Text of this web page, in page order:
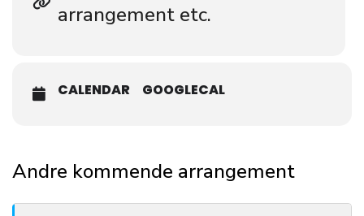
arrangement etc.
CALENDAR GOOGLECAL
Andre kommende arrangement